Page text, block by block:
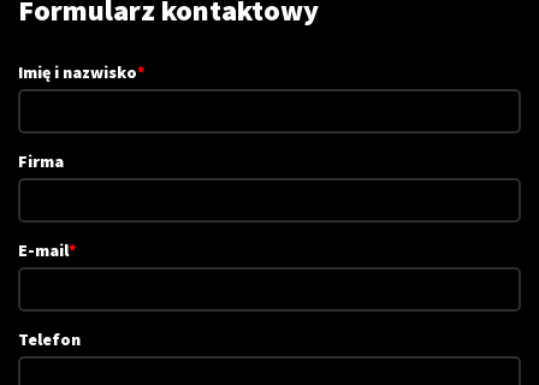
Formularz kontaktowy
Imię i nazwisko*
Firma
E-mail*
Telefon